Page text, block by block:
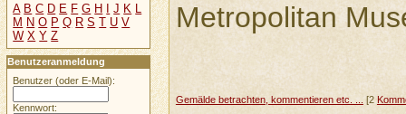
Metropolitan
Gemälde betrachten, kommentieren etc. ... [2
A B C D E F G H I J K L
M N O P Q R S T U V
W X Y Z
Benutzeranmeldung
Benutzer (oder E-Mail):
Kennwort: